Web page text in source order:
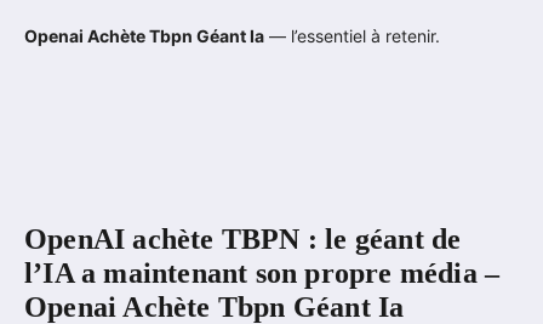
Openai Achète Tbpn Géant Ia — l’essentiel à retenir.
OpenAI achète TBPN : le géant de
l’IA a maintenant son propre média –
Openai Achète Tbpn Géant Ia